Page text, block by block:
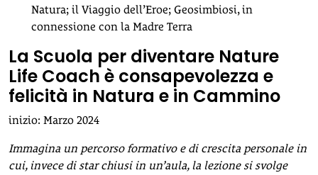
Natura; il Viaggio dell’Eroe; Geosimbiosi, in
connessione con la Madre Terra
La Scuola per diventare Nature
Life Coach è consapevolezza e
felicità in Natura e in Cammino
inizio: Marzo 2024
Immagina un percorso formativo e di crescita personale in
cui, invece di star chiusi in un’aula, la lezione si svolge